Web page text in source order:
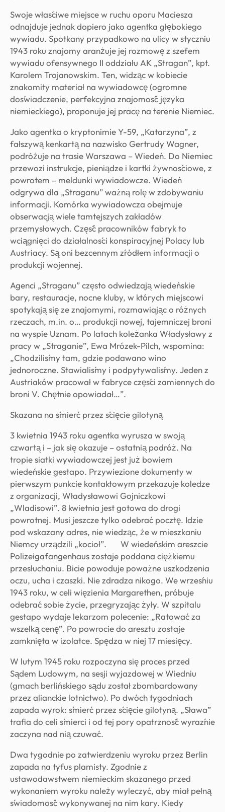
Swoje właściwe miejsce w ruchu oporu Maciesza
odnajduje jednak dopiero jako agentka głębokiego
wywiadu. Spotkany przypadkowo na ulicy w styczniu
1943 roku znajomy aranżuje jej rozmowę z szefem
wywiadu ofensywnego II oddziału AK „Stragan”, kpt.
Karolem Trojanowskim. Ten, widząc w kobiecie
znakomity materiał na wywiadowcę (ogromne
doświadczenie, perfekcyjna znajomość języka
niemieckiego), proponuje jej pracę na terenie Niemiec.
Jako agentka o kryptonimie Y-59, „Katarzyna”, z
fałszywą kenkartą na nazwisko Gertrudy Wagner,
podróżuje na trasie Warszawa – Wiedeń. Do Niemiec
przewozi instrukcje, pieniądze i kartki żywnościowe, z
powrotem – meldunki wywiadowcze. Wiedeń
odgrywa dla „Straganu” ważną rolę w zdobywaniu
informacji. Komórka wywiadowcza obejmuje
obserwacją wiele tamtejszych zakładów
przemysłowych. Część pracowników fabryk to
wciągnięci do działalności konspiracyjnej Polacy lub
Austriacy. Są oni bezcennym źródłem informacji o
produkcji wojennej.
Agenci „Straganu” często odwiedzają wiedeńskie
bary, restauracje, nocne kluby, w których miejscowi
spotykają się ze znajomymi, rozmawiając o różnych
rzeczach, m.in. o… produkcji nowej, tajemniczej broni
na wyspie Uznam. Po latach koleżanka Władysławy z
pracy w „Straganie”, Ewa Mrózek-Pilch, wspomina:
„Chodziliśmy tam, gdzie podawano wino
jednoroczne. Stawialiśmy i podpytywaliśmy. Jeden z
Austriaków pracował w fabryce części zamiennych do
broni V. Chętnie opowiadał…”.
Skazana na śmierć przez ścięcie gilotyną
3 kwietnia 1943 roku agentka wyrusza w swoją
czwartą i – jak się okazuje – ostatnią podróż. Na
tropie siatki wywiadowczej jest już bowiem
wiedeńskie gestapo. Przywiezione dokumenty w
pierwszym punkcie kontaktowym przekazuje koledze
z organizacji, Władysławowi Gojniczkowi
„Wladisowi”. 8 kwietnia jest gotowa do drogi
powrotnej. Musi jeszcze tylko odebrać pocztę. Idzie
pod wskazany adres, nie wiedząc, że w mieszkaniu
Niemcy urządzili „kocioł”. W wiedeńskim areszcie
Polizeigafangenhaus zostaje poddana ciężkiemu
przesłuchaniu. Bicie powoduje poważne uszkodzenia
oczu, ucha i czaszki. Nie zdradza nikogo. We wrześniu
1943 roku, w celi więzienia Margarethen, próbuje
odebrać sobie życie, przegryzając żyły. W szpitalu
gestapo wydaje lekarzom polecenie: „Ratować za
wszelką cenę”. Po powrocie do aresztu zostaje
zamknięta w izolatce. Spędza w niej 17 miesięcy.
W lutym 1945 roku rozpoczyna się proces przed
Sądem Ludowym, na sesji wyjazdowej w Wiedniu
(gmach berlińskiego sądu został zbombardowany
przez alianckie lotnictwo). Po dwóch tygodniach
zapada wyrok: śmierć przez ścięcie gilotyną. „Sława”
trafia do celi śmierci i od tej pory opatrzność wyraźnie
zaczyna nad nią czuwać.
Dwa tygodnie po zatwierdzeniu wyroku przez Berlin
zapada na tyfus plamisty. Zgodnie z
ustawodawstwem niemieckim skazanego przed
wykonaniem wyroku należy wyleczyć, aby miał pełną
świadomość wykonywanej na nim kary. Kiedy